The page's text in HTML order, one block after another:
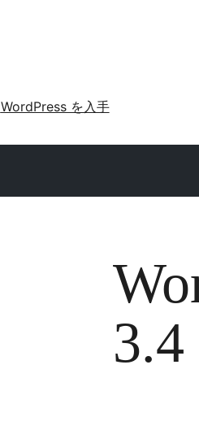
WordPress を入手
3.4